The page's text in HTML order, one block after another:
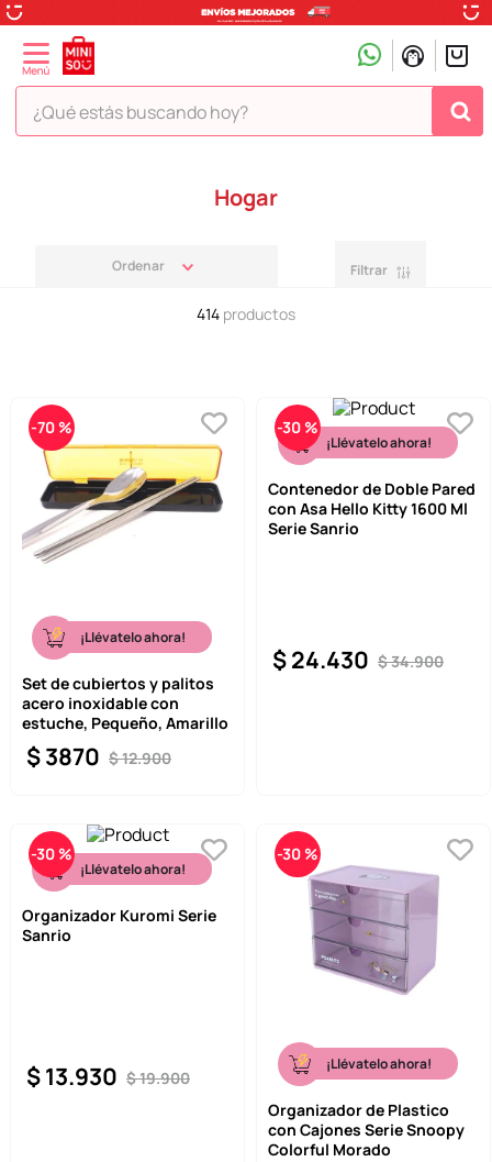
¿Qué estás buscando hoy?
Hogar
Filtrar
414 productos
-70 %
¡Llévatelo ahora!
Set de cubiertos y palitos
acero inoxidable con
estuche, Pequeño, Amarillo
$12.900
$3870
-30 %
¡Llévatelo ahora!
Contenedor de Doble Pared
con Asa Hello Kitty 1600 Ml
Serie Sanrio
$34.900
$24.430
-30 %
¡Llévatelo ahora!
Organizador Kuromi Serie
Sanrio
$19.900
$13.930
-30 %
¡Llévatelo ahora!
Organizador de Plastico
con Cajones Serie Snoopy
Colorful Morado
disney
7.
termos
toy story
llaveros
10. one piece